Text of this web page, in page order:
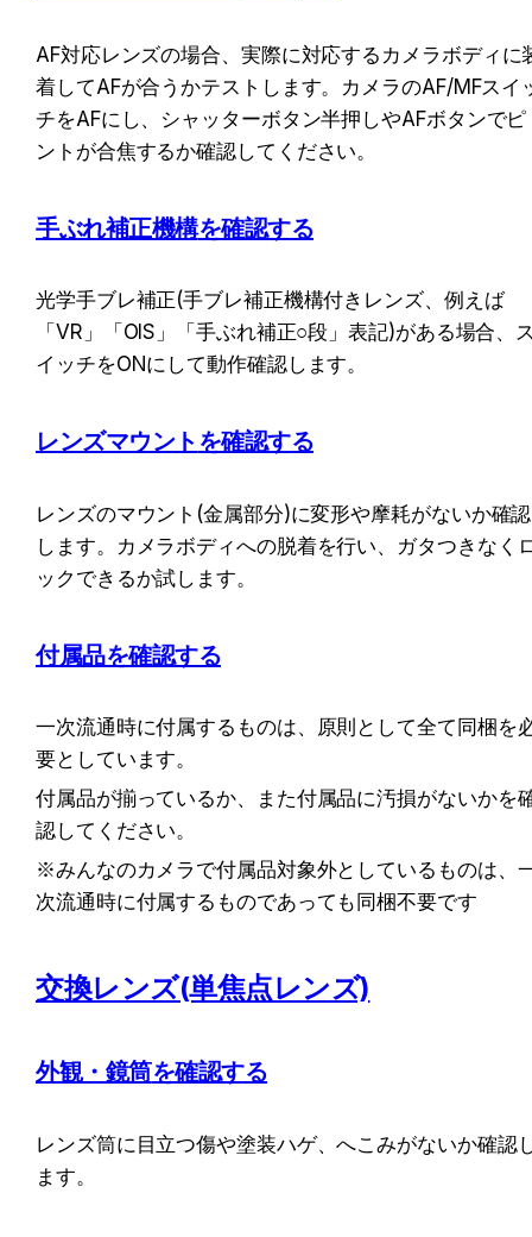
AF対応レンズの場合、実際に対応するカメラボディに
着してAFが合うかテストします。カメラのAF/MFスイ
チをAFにし、シャッターボタン半押しやAFボタンでピ
ントが合焦するか確認してください。
手ぶれ補正機構を確認する
光学手ブレ補正(手ブレ補正機構付きレンズ、例えば
「VR」「OIS」「手ぶれ補正○段」表記)がある場合、
イッチをONにして動作確認します。
レンズマウント を確認する
レンズのマウント(金属部分)に変形や摩耗がないか確認
します。カメラボディへの脱着を行い、ガタつきなく
ックできるか試します。
付属品を確認する
一次流通時に付属するものは、原則として全て同梱を
要としています。
付属品が揃っているか、また付属品に汚損がないかを
認してください。
※みんなのカメラで付属品対象外としているものは、
次流通時に付属するものであっても同梱不要です
交換レンズ(単焦点レンズ)
外観・鏡筒を確認する
レンズ筒に目立つ傷や塗装ハゲ、へこみがないか確認
ます。